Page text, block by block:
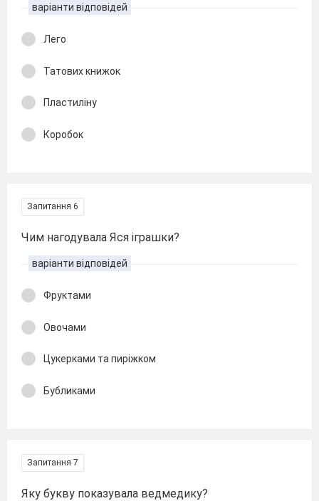
варіанти відповідей
Лего
Татових книжок
Пластиліну
Коробок
Запитання 6
Чим нагодувала Яся іграшки?
варіанти відповідей
Фруктами
Овочами
Цукерками та пиріжком
Бубликами
Запитання 7
Яку букву показувала ведмедику?